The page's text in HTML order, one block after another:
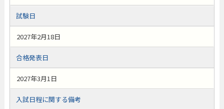
試験日
2027年2月18日
合格発表日
2027年3月1日
入試日程に関する備考